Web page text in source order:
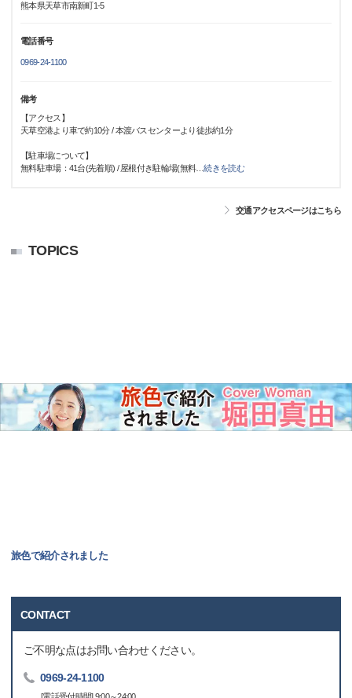
熊本県天草市南新町1-5
電話番号
0969-24-1100
備考
【アクセス】
天草空港より車で約10分 / 本渡バスセンターより徒歩約1分
【駐車場について】
無料駐車場：41台(先着順) / 屋根付き駐輪場(無料…続きを読む
交通アクセスページはこちら
TOPICS
旅色で紹介されました
CONTACT
ご不明な点はお問い合わせください。
0969-24-1100